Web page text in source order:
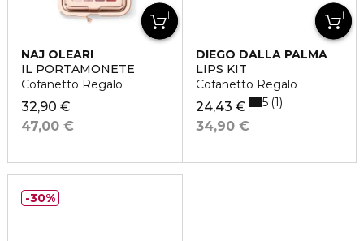
NAJ OLEARI
IL PORTAMONETE
Cofanetto Regalo
32,90 €
47,00 €
DIEGO DALLA PALMA
LIPS KIT
Cofanetto Regalo
24,43 €
34,90 €
5 1
30%